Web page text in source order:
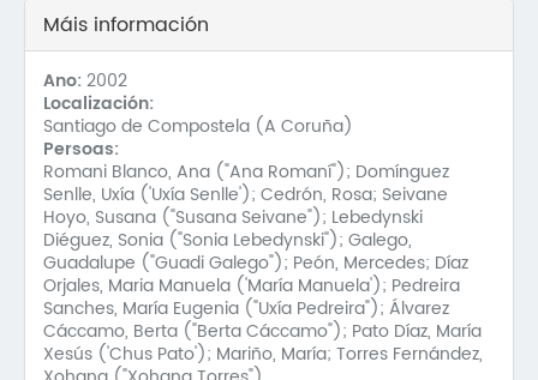
Máis información
Ano: 2002
Localización:
Santiago de Compostela (A Coruña)
Persoas:
Romani Blanco, Ana ("Ana Romaní"); Domínguez
Senlle, Uxía ('Uxía Senlle'); Cedrón, Rosa; Seivane
Hoyo, Susana ("Susana Seivane"); Lebedynski
Diéguez, Sonia ("Sonia Lebedynski"); Galego,
Guadalupe ("Guadi Galego"); Peón, Mercedes; Díaz
Orjales, Maria Manuela ('María Manuela'); Pedreira
Sanches, María Eugenia ("Uxía Pedreira"); Álvarez
Cáccamo, Berta ("Berta Cáccamo"); Pato Díaz, María
Xesús ('Chus Pato'); Mariño, María; Torres Fernández,